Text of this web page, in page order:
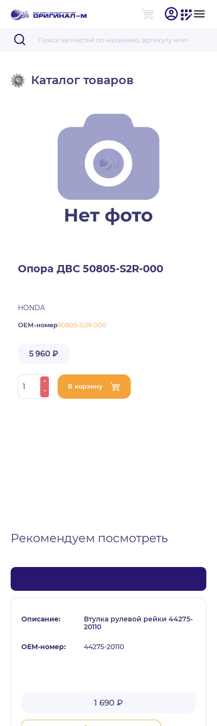
Каталог товаров
Опора ДВС 50805-S2R-000
HONDA
ОЕМ-номер50805-S2R-000
5 960 ₽
В корзину
Рекомендуем посмотреть
Втулка рулевой рейки 44275-
20110
44275-20110
1 690 ₽